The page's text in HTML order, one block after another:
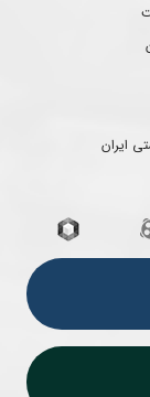
ایران